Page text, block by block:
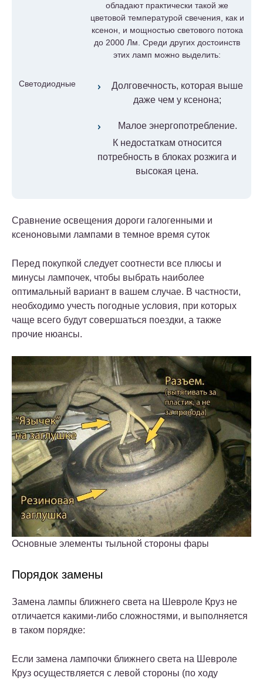
Светодиодные
обладают практически такой же
цветовой температурой свечения, как и
ксенон, и мощностью светового потока
до 2000 Лм. Среди других достоинств
этих ламп можно выделить:
Долговечность, которая выше
даже чем у ксенона;
Малое энергопотребление.
К недостаткам относится
потребность в блоках розжига и
высокая цена.
Сравнение освещения дороги галогенными и
ксеноновыми лампами в темное время суток
Перед покупкой следует соотнести все плюсы и
минусы лампочек, чтобы выбрать наиболее
оптимальный вариант в вашем случае. В частности,
необходимо учесть погодные условия, при которых
чаще всего будут совершаться поездки, а также
прочие нюансы.
Основные элементы тыльной стороны фары
Порядок замены
Замена лампы ближнего света на Шевроле Круз не
отличается какими-либо сложностями, и выполняется
в таком порядке:
Если замена лампочки ближнего света на Шевроле
Круз осуществляется с левой стороны (по ходу